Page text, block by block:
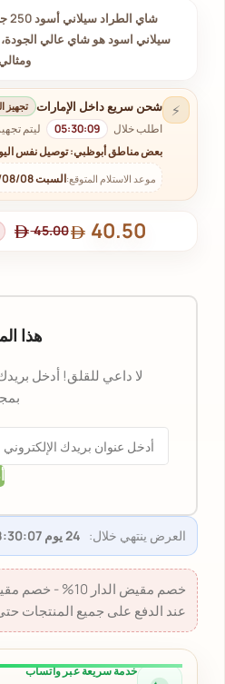
سيلاني اسود هو شاي عالي الجودة،
⚡ شحن سريع داخل الإمارات تجهيز
اطلب خلال 05:30:09
ليتم
بعض مناطق أبوظبي: توصيل نفس
موعد الاستلام المتوقع:السبت 2026/08/08 أو الأحد 2026/08/09
45.00 40.50
هذا
لا داعي للقلق! أدخل
العرض ينتهي خلال: 24 يوم 08:30:07
عند الدفع على جميع المنتجات حتى نهاية 31
خدمة سريعة عبر واتساب